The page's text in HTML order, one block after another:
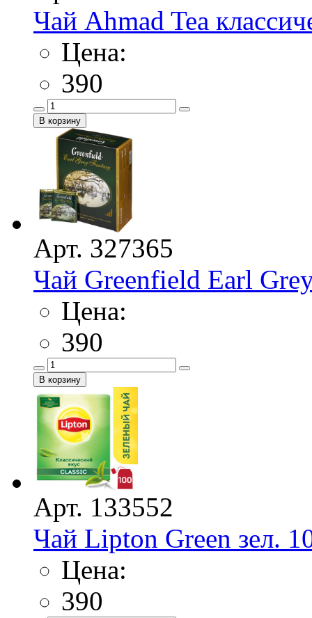
Чай Ahmad Tea
Цена:
390
Арт. 327365
Чай Greenfield Earl
Цена:
390
Арт. 133552
Чай Lipton Green зел.
Цена:
390